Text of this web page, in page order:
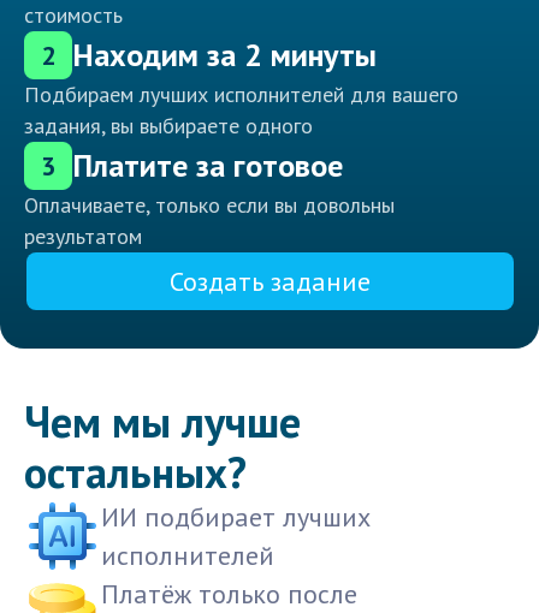
стоимость
2 Находим за 2 минуты
Подбираем лучших исполнителей для вашего
задания, вы выбираете одного
3 Платите за готовое
Оплачиваете, только если вы довольны
результатом
Создать задание
Чем мы лучше
остальных?
ИИ подбирает лучших
исполнителей
Платёж только после